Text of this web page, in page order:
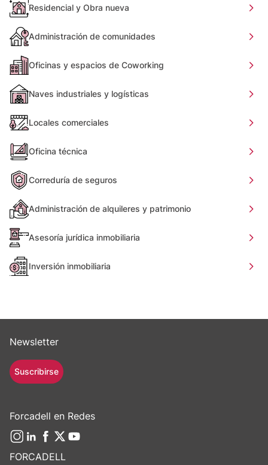
Residencial y Obra nueva
Administración de comunidades
Oficinas y espacios de Coworking
Naves industriales y logísticas
Locales comerciales
Oficina técnica
Correduría de seguros
Administración de alquileres y patrimonio
Asesoría jurídica inmobiliaria
Inversión inmobiliaria
FORCADELL
Newsletter
Suscribirse
Forcadell en Redes